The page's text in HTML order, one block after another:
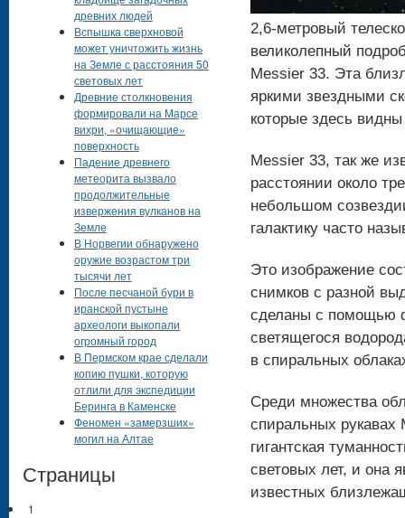
2,6-метровый
великолепный
Messier 33. Эта
яркими звездными
которые здесь
Messier 33, так же
расстоянии около
небольшом
галактику часто
Это изображение
снимков с разной
сделаны с помощью
светящегося
в спиральных
Среди множества
спиральных рукавах
гигантская
световых лет, и она
известных
древних людей
Вспышка сверхновой
может уничтожить жизнь
на Земле с расстояния 50
световых лет
Древние столкновения
формировали на Марсе
вихри, «очищающие»
поверхность
Падение древнего
метеорита вызвало
продолжительные
извержения вулканов на
Земле
В Норвегии обнаружено
оружие возрастом три
тысячи лет
После песчаной бури в
иранской пустыне
археологи выкопали
огромный город
В Пермском крае сделали
копию пушки, которую
отлили для экспедиции
Беринга в Каменске
Феномен «замерзших»
могил на Алтае
Страницы
1